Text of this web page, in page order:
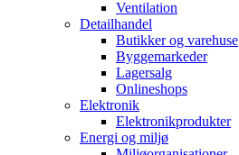
Ventilation
Detailhandel
Butikker og varehuse
Byggemarkeder
Lagersalg
Onlineshops
Elektronik
Elektronikprodukter
Energi og miljø